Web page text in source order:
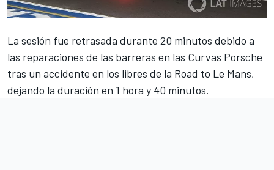
La sesión fue retrasada durante 20 minutos debido a
las reparaciones de las barreras en las Curvas Porsche
tras un accidente en los libres de la Road to Le Mans,
dejando la duración en 1 hora y 40 minutos.